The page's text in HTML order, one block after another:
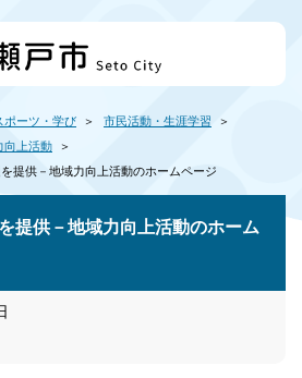
ポーツ・学び
市民活動・生涯学習
向上活動
提供－地域力向上活動のホームページ
提供－地域力向上活動のホーム